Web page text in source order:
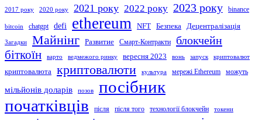
2017 року 2020 року 2021 року 2022 року 2023 року binance
bitcoin chatgpt defi ethereum NFT Безпека Децентралізація
Загадки Майнінг Развитие Смарт-Контракти блокчейн
біткоїн варто ведмежого ринку вересня 2023 вонь запуск криптовалют
криптовалюта криптовалюти культура мережі Ethereum можуть
мільйонів доларів позов посібник
початківців після після того технології блокчейн токени